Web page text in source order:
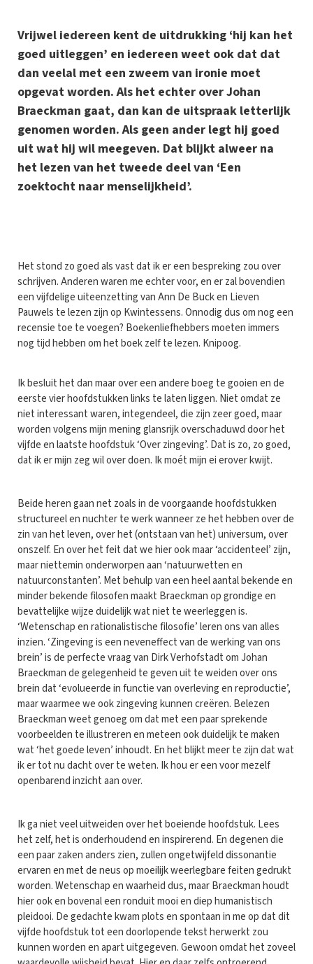
Vrijwel iedereen kent de uitdrukking ‘hij kan het
goed uitleggen’ en iedereen weet ook dat dat
dan veelal met een zweem van ironie moet
opgevat worden. Als het echter over Johan
Braeckman gaat, dan kan de uitspraak letterlijk
genomen worden. Als geen ander legt hij goed
uit wat hij wil meegeven. Dat blijkt alweer na
het lezen van het tweede deel van ‘Een
zoektocht naar menselijkheid’.
Het stond zo goed als vast dat ik er een bespreking zou over
schrijven. Anderen waren me echter voor, en er zal bovendien
een vijfdelige uiteenzetting van Ann De Buck en Lieven
Pauwels te lezen zijn op Kwintessens. Onnodig dus om nog een
recensie toe te voegen? Boekenliefhebbers moeten immers
nog tijd hebben om het boek zelf te lezen. Knipoog.
Ik besluit het dan maar over een andere boeg te gooien en de
eerste vier hoofdstukken links te laten liggen. Niet omdat ze
niet interessant waren, integendeel, die zijn zeer goed, maar
worden volgens mijn mening glansrijk overschaduwd door het
vijfde en laatste hoofdstuk ‘Over zingeving’. Dat is zo, zo goed,
dat ik er mijn zeg wil over doen. Ik moét mijn ei erover kwijt.
Beide heren gaan net zoals in de voorgaande hoofdstukken
structureel en nuchter te werk wanneer ze het hebben over de
zin van het leven, over het (ontstaan van het) universum, over
onszelf. En over het feit dat we hier ook maar ‘accidenteel’ zijn,
maar niettemin onderworpen aan ‘natuurwetten en
natuurconstanten’. Met behulp van een heel aantal bekende en
minder bekende filosofen maakt Braeckman op grondige en
bevattelijke wijze duidelijk wat niet te weerleggen is.
‘Wetenschap en rationalistische filosofie’ leren ons van alles
inzien. ‘Zingeving is een neveneffect van de werking van ons
brein’ is de perfecte vraag van Dirk Verhofstadt om Johan
Braeckman de gelegenheid te geven uit te weiden over ons
brein dat ‘evolueerde in functie van overleving en reproductie’,
maar waarmee we ook zingeving kunnen creëren. Belezen
Braeckman weet genoeg om dat met een paar sprekende
voorbeelden te illustreren en meteen ook duidelijk te maken
wat ‘het goede leven’ inhoudt. En het blijkt meer te zijn dat wat
ik er tot nu dacht over te weten. Ik hou er een voor mezelf
openbarend inzicht aan over.
Ik ga niet veel uitweiden over het boeiende hoofdstuk. Lees
het zelf, het is onderhoudend en inspirerend. En degenen die
een paar zaken anders zien, zullen ongetwijfeld dissonantie
ervaren en met de neus op moeilijk weerlegbare feiten gedrukt
worden. Wetenschap en waarheid dus, maar Braeckman houdt
hier ook en bovenal een ronduit mooi en diep humanistisch
pleidooi. De gedachte kwam plots en spontaan in me op dat dit
vijfde hoofdstuk tot een doorlopende tekst herwerkt zou
kunnen worden en apart uitgegeven. Gewoon omdat het zoveel